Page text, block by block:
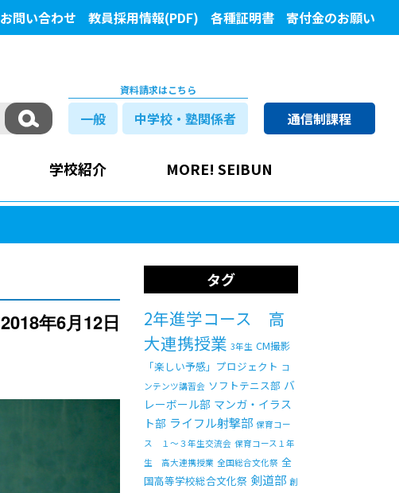
お問い合わせ 教員採用情報(PDF) 各種証明書 寄付金のお願い
資料請求はこちら
一般 中学校・塾関係者 通信制課程
学校紹介 MORE! SEIBUN
2018年6月12日
タグ
2年進学コース 高
大連携授業 3年生 CM撮影
「楽しい予感」プロジェクト コ
ンテンツ講習会 ソフトテニス部 バ
レーボール部 マンガ・イラス
ト部 ライフル射撃部 保育コー
ス １～３年生交流会 保育コース１年
生 高大連携授業 全国総合文化祭 全
国高等学校総合文化祭 剣道部 創